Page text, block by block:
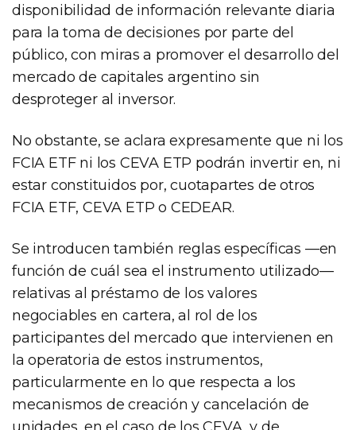
disponibilidad de información relevante diaria
para la toma de decisiones por parte del
público, con miras a promover el desarrollo del
mercado de capitales argentino sin
desproteger al inversor.
No obstante, se aclara expresamente que ni los
FCIA ETF ni los CEVA ETP podrán invertir en, ni
estar constituidos por, cuotapartes de otros
FCIA ETF, CEVA ETP o CEDEAR.
Se introducen también reglas específicas —en
función de cuál sea el instrumento utilizado—
relativas al préstamo de los valores
negociables en cartera, al rol de los
participantes del mercado que intervienen en
la operatoria de estos instrumentos,
particularmente en lo que respecta a los
mecanismos de creación y cancelación de